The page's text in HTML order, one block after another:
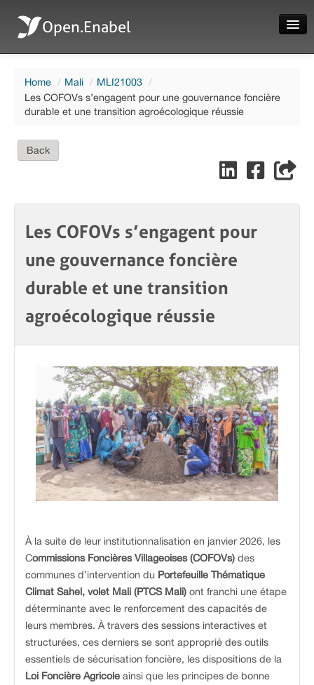
Open.Enabel
About
Projects
News
Language
Login
Home / Mali / MLI21003 /
Les COFOVs s’engagent pour une gouvernance foncière
durable et une transition agroécologique réussie
Back
Les COFOVs s’engagent pour
une gouvernance foncière
durable et une transition
agroécologique réussie
À la suite de leur institutionnalisation en janvier 2026, les
Commissions Foncières Villageoises (COFOVs) des
communes d’intervention du Portefeuille Thématique
Climat Sahel, volet Mali (PTCS Mali) ont franchi une étape
déterminante avec le renforcement des capacités de
leurs membres. À travers des sessions interactives et
structurées, ces derniers se sont approprié des outils
essentiels de sécurisation foncière, les dispositions de la
Loi Foncière Agricole ainsi que les principes de bonne